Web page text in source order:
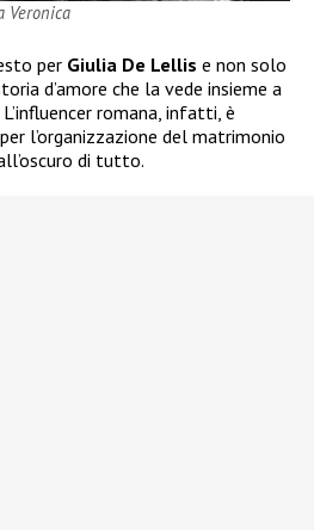
Veronica
per Giulia De Lellis e non solo
d’amore che la vede insieme a
L’influencer romana, infatti, è
l’organizzazione del matrimonio
all’oscuro di tutto.